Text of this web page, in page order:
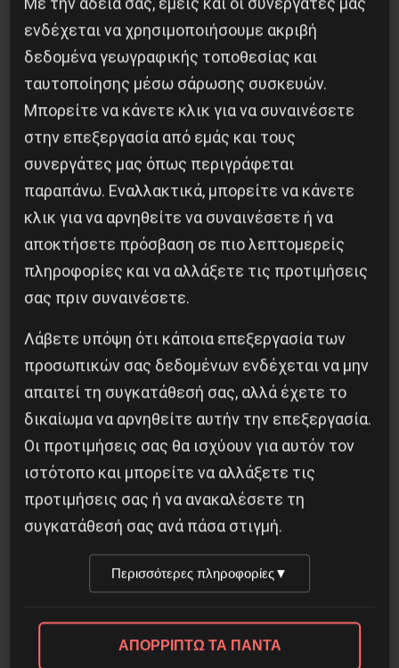
Η Μπουρκίνα Φάσο του Τραορέ αντι-
ιμπεριαλιστική σχισμή της ιστορίας
26 Μαΐου 2025
Το ΑΙ βαθαίνει την Κρίση
4 Αυγούστου 2026
ενδέχεται να χρησιμοποιήσουμε ακριβή
δεδομένα γεωγραφικής τοποθεσίας και
ταυτοποίησης μέσω σάρωσης συσκευών.
Μπορείτε να κάνετε κλικ για να συναινέσετε
στην επεξεργασία από εμάς και τους
συνεργάτες μας όπως περιγράφεται
παραπάνω. Εναλλακτικά, μπορείτε να κάνετε
κλικ για να αρνηθείτε να συναινέσετε ή να
αποκτήσετε πρόσβαση σε πιο λεπτομερείς
πληροφορίες και να αλλάξετε τις προτιμήσεις
σας πριν συναινέσετε.
Λάβετε υπόψη ότι κάποια επεξεργασία των
προσωπικών σας δεδομένων ενδέχεται να μην
απαιτεί τη συγκατάθεσή σας, αλλά έχετε το
δικαίωμα να αρνηθείτε αυτήν την επεξεργασία.
Οι προτιμήσεις σας θα ισχύουν για αυτόν τον
ιστότοπο και μπορείτε να αλλάξετε τις
προτιμήσεις σας ή να ανακαλέσετε τη
συγκατάθεσή σας ανά πάσα στιγμή.
Περισσότερες πληροφορίες▼
ΑΠΟΡΡΙΠΤΩ ΤΑ ΠΑΝΤΑ